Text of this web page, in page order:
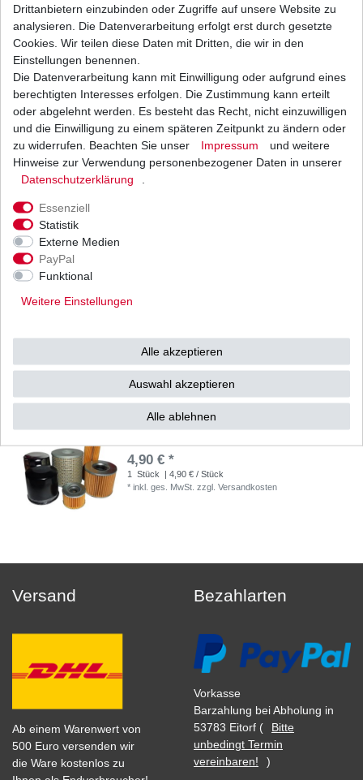
Ölfilter Hiflo HF138C HF 138C Chrom
UVP 15,70 € 12,82 € *
1 Stück
Ölfilter Hiflo HF138RC HF 138 RC
UVP 12,46 €
1 Stück | 7,56 € / Stück
inkl. ges. MwSt.zzgl.Versandkosten
4,90 € *
1 Stück
| 4,90 € / Stück
*inkl. ges. MwSt. zzgl.Versandkosten
Versand
Ab einem Warenwert von
500 Euro versenden wir
die Ware kostenlos zu
Bezahlarten
Vorkasse
Barzahlung bei Abholung in
53783 Eitorf (
Bitte
unbedingt Termin
vereinbaren!
)
Drittanbietern einzubinden oder Zugriffe auf unsere Website zu
analysieren. Die Datenverarbeitung erfolgt erst durch gesetzte
Cookies. Wir teilen diese Daten mit Dritten, die wir in den
Einstellungen benennen.
Die Datenverarbeitung kann mit Einwilligung oder aufgrund eines
berechtigten Interesses erfolgen. Die Zustimmung kann erteilt
oder abgelehnt werden. Es besteht das Recht, nicht einzuwilligen
und die Einwilligung zu einem späteren Zeitpunkt zu ändern oder
zu widerrufen. Beachten Sie unser
Impressum
und weitere
Hinweise zur Verwendung personenbezogener Daten in unserer
Daten­schutz­erklärung
Essenziell
Statistik
Externe Medien
PayPal
Funktional
Weitere Einstellungen
Alle akzeptieren
Auswahl akzeptieren
Alle ablehnen